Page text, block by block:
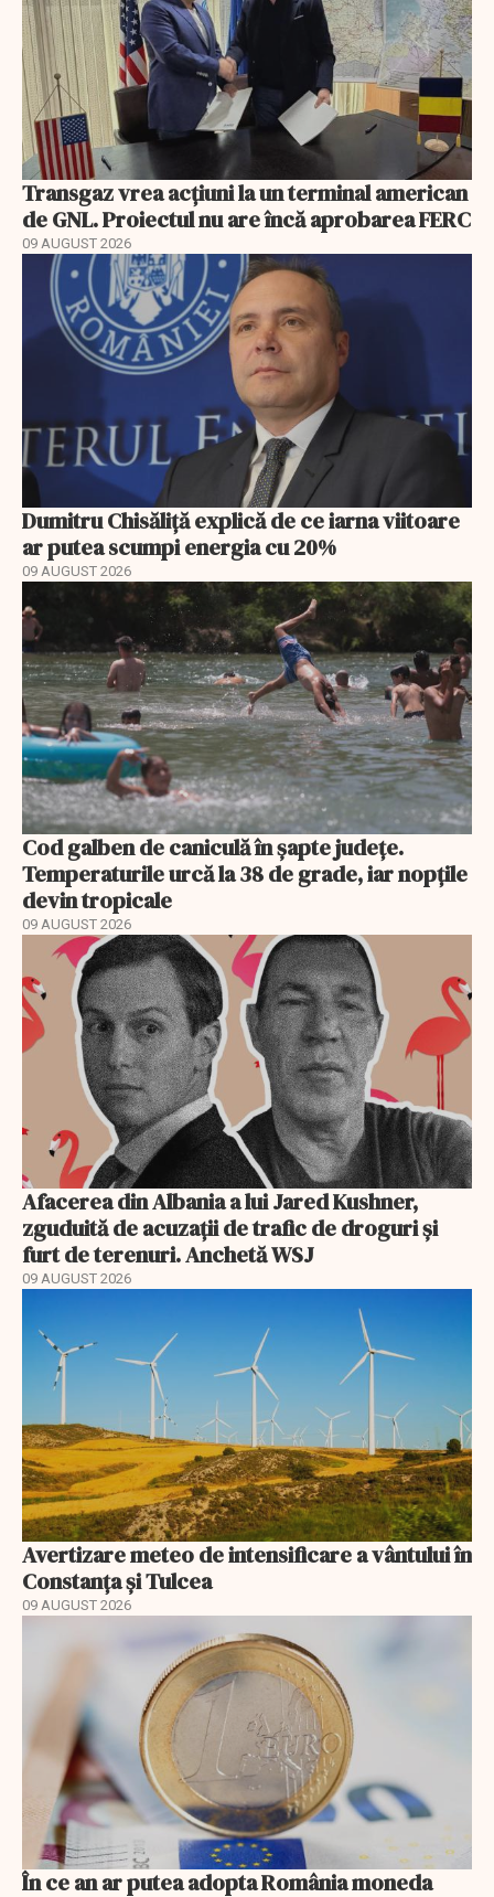
Transgaz vrea acțiuni la un terminal american
de GNL. Proiectul nu are încă aprobarea FERC
09 AUGUST 2026
Dumitru Chisăliță explică de ce iarna viitoare
ar putea scumpi energia cu 20%
09 AUGUST 2026
Cod galben de caniculă în șapte județe.
Temperaturile urcă la 38 de grade, iar nopțile
devin tropicale
09 AUGUST 2026
Afacerea din Albania a lui Jared Kushner,
zguduită de acuzații de trafic de droguri și
furt de terenuri. Anchetă WSJ
09 AUGUST 2026
Avertizare meteo de intensificare a vântului în
Constanța și Tulcea
09 AUGUST 2026
În ce an ar putea adopta România moneda